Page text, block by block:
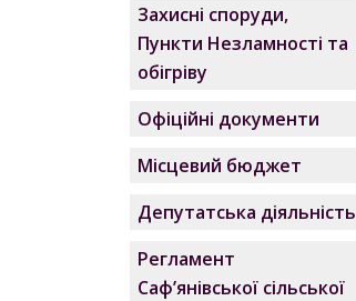
Захисні споруди,
Пункти Незламності та
обігріву
Офіційні документи
Місцевий бюджет
Депутатська діяльність
Регламент
Саф’янівської сільської